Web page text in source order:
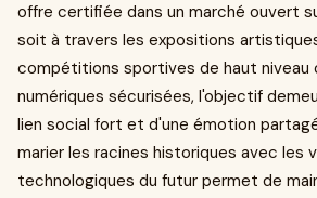
offre certifiée dans un marché ouvert
soit à travers les expositions
compétitions sportives de haut niveau
numériques sécurisées, l'objectif
lien social fort et d'une émotion
marier les racines historiques avec les
technologiques du futur permet de